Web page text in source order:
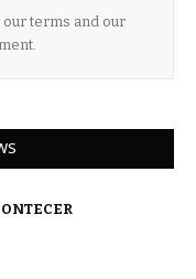
our terms and our